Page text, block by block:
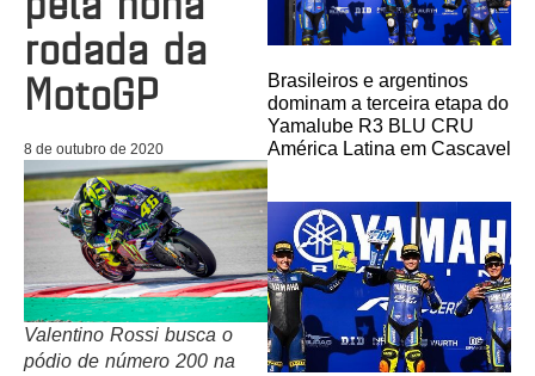
rodada da
MotoGP
8 de outubro de 2020
Valentino Rossi busca o
pódio de número 200 na
Brasileiros e argentinos
dominam a terceira etapa do
Yamalube R3 BLU CRU
América Latina em Cascavel